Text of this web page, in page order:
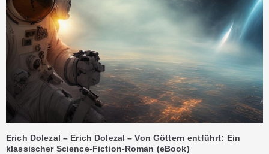
Erich Dolezal – Erich Dolezal – Von Göttern entführt: Ein
klassischer Science-Fiction-Roman (eBook)